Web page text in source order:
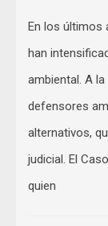
En los últimos
han
ambiental. A
defensores
alternativos,
judicial. El
quien